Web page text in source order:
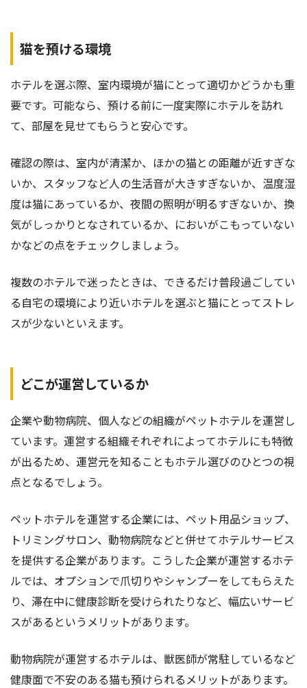
猫を預ける環境
ホテルを選ぶ際、室内環境が猫にとって適切かどうかも重
要です。可能なら、預ける前に一度実際にホテルを訪れ
て、部屋を見せてもらうと安心です。
確認の際は、室内が清潔か、ほかの猫との距離が近すぎな
いか、スタッフなど人の生活音が大きすぎないか、温度湿
度は猫にあっているか、夜間の照明が明るすぎないか、換
気がしっかりとなされているか、においがこもっていない
かなどの点をチェックしましょう。
複数のホテルで迷ったときは、できるだけ普段過ごしてい
る自宅の環境により近いホテルを選ぶと猫にとってストレ
スが少ないといえます。
どこが運営しているか
企業や動物病院、個人などの組織がペットホテルを運営し
ています。運営する組織それぞれによってホテルにも特徴
が出るため、運営元を知ることもホテル選びのひとつの視
点となるでしょう。
ペットホテルを運営する企業には、ペット用品ショップ、
トリミングサロン、動物病院などと併せてホテルサービス
を提供する企業があります。こうした企業が運営するホテ
ルでは、オプションで爪切りやシャンプーをしてもらえた
り、滞在中に健康診断を受けられたりなど、幅広いサービ
スがあるというメリットがあります。
動物病院が運営するホテルは、獣医師が常駐しているなど
健康面で不安のある猫も預けられるメリットがあります。